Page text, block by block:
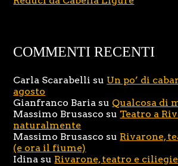
COMMENTI RECENTI
Carla Scarabelli su Un po’ di
agosto
Gianfranco Baria su Qualcosa di
Massimo Brusasco su Teatro a
naturalmente
Massimo Brusasco su Rivarone,
(e ora il fiume)
Idina su Rivarone, teatro e